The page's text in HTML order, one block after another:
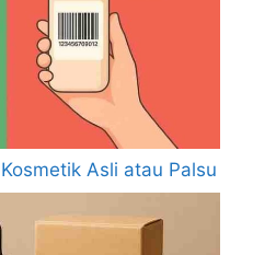
Asli atau Palsu